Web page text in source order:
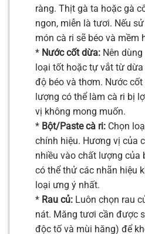
ràng. Thịt gà ta hoặc gà
ngon, miễn là tươi. Nếu
món cà ri sẽ béo và mềm
* Nước cốt dừa: Nên
loại tốt hoặc tự vắt từ
độ béo và thơm. Nước
lượng có thể làm cà ri bị
vị không mong muốn.
* Bột/Paste cà ri: Chọn
chính hiệu. Hương vị của
nhiều vào chất lượng của
có thể thử các nhãn hiệu
loại ưng ý nhất.
* Rau củ: Luôn chọn rau
nát. Măng tươi cần được
độc tố và mùi hăng) để